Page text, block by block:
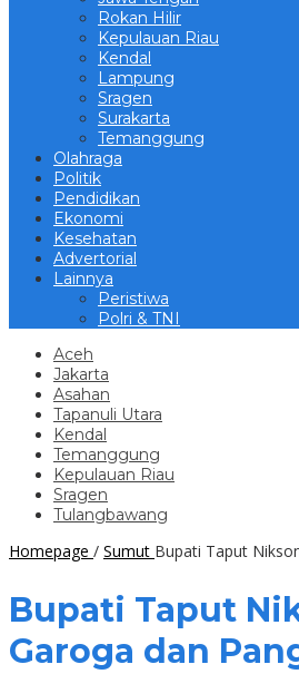
Rokan Hilir
Kepulauan Riau
Kendal
Lampung
Sragen
Surakarta
Temanggung
Olahraga
Politik
Pendidikan
Ekonomi
Kesehatan
Advertorial
Lainnya
Peristiwa
Polri & TNI
Aceh
Jakarta
Asahan
Tapanuli Utara
Kendal
Temanggung
Kepulauan Riau
Sragen
Tulangbawang
Homepage / Sumut Bupati Taput
Bupati Taput
Garoga dan